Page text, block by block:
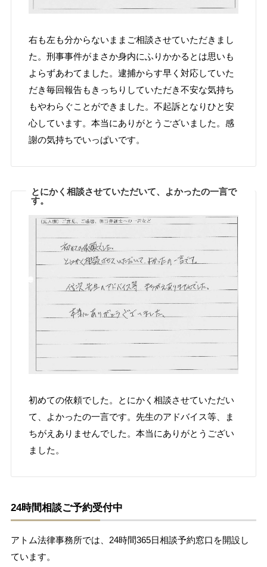
右も左も分からないままご相談させていただきまし
た。刑事事件がまさか身内にふりかかるとは思いも
よらずあわてました。逮捕からす早く対応していた
だき毎回報告もきっちりしていただき不安な気持ち
もやわらぐことができました。不起訴となりひと安
心しています。本当にありがとうございました。感
謝の気持ちでいっぱいです。
とにかく相談させていただいて、よかったの一言で
す。
初めての依頼でした。とにかく相談させていただい
て、よかったの一言です。先生のアドバイス等、ま
ちがえありませんでした。本当にありがとうござい
ました。
24時間相談ご予約受付中
アトム法律事務所では、24時間365日相談予約窓口を開設し
ています。